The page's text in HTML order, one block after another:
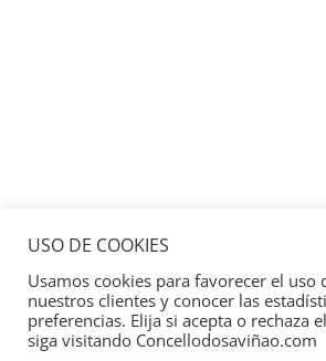
USO DE COOKIES
Usamos cookies para favorecer el uso
nuestros clientes y conocer las
preferencias. Elija si acepta o rechaza
siga visitando Concellodosaviñao.com